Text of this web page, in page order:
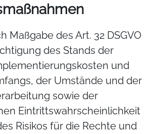
Maßgabe des Art. 32 DSGVO
des Stands der
und
der Umstände und der
sowie der
Eintrittswahrscheinlichkeit
Risikos für die Rechte und